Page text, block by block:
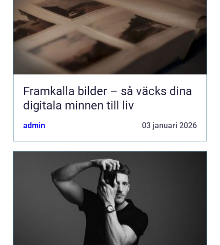
Framkalla bilder – så väcks dina
digitala minnen till liv
admin 03 januari 2026